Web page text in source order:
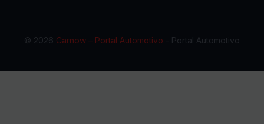
© 2026 Carnow – Portal Automotivo - Portal Automotivo